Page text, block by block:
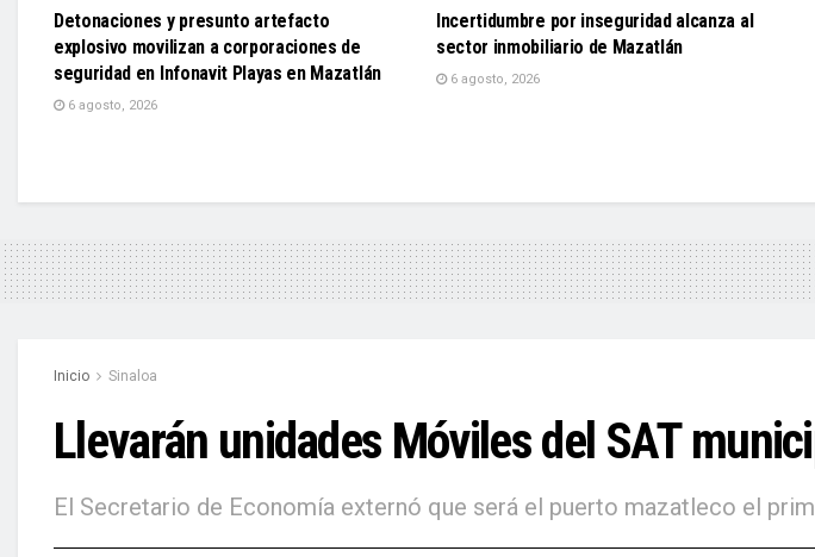
Detonaciones y presunto artefacto
explosivo movilizan a corporaciones de
seguridad en Infonavit Playas en Mazatlán
6 agosto, 2026
Incertidumbre por inseguridad alcanza al
sector inmobiliario de Mazatlán
6 agosto, 2026
Inicio Sinaloa
Llevarán unidades Móviles del SAT
El Secretario de Economía externó que será el puerto mazatleco el